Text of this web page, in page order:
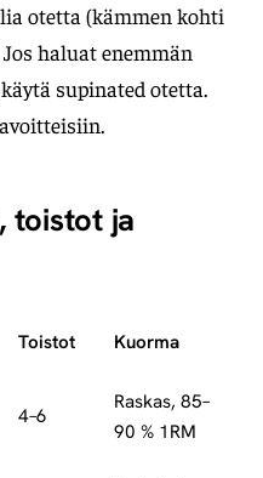
otetta (kämmen kohti
haluat enemmän
supinated otetta.
toistot ja
Toistot Kuorma
4–6
Raskas, 85–
90 % 1RM